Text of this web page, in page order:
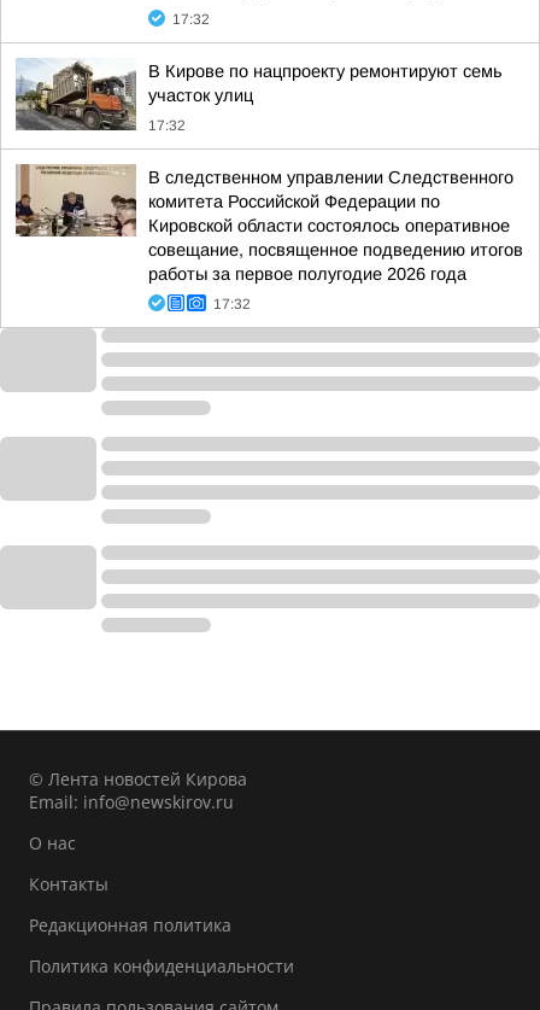
17:32
В Кирове по нацпроекту ремонтируют семь
участок улиц
17:32
В следственном управлении Следственного
комитета Российской Федерации по
Кировской области состоялось оперативное
совещание, посвященное подведению итогов
работы за первое полугодие 2026 года
17:32
© Лента новостей Кирова
Email: info@newskirov.ru
О нас
Контакты
Редакционная политика
Политика конфиденциальности